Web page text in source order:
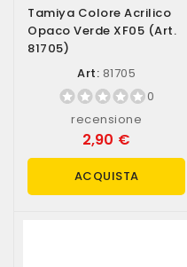
Tamiya Colore Acrilico
Opaco Verde XF05 (art.
81705)
Art: 81705
0
recensione
2,90 €
ACQUISTA